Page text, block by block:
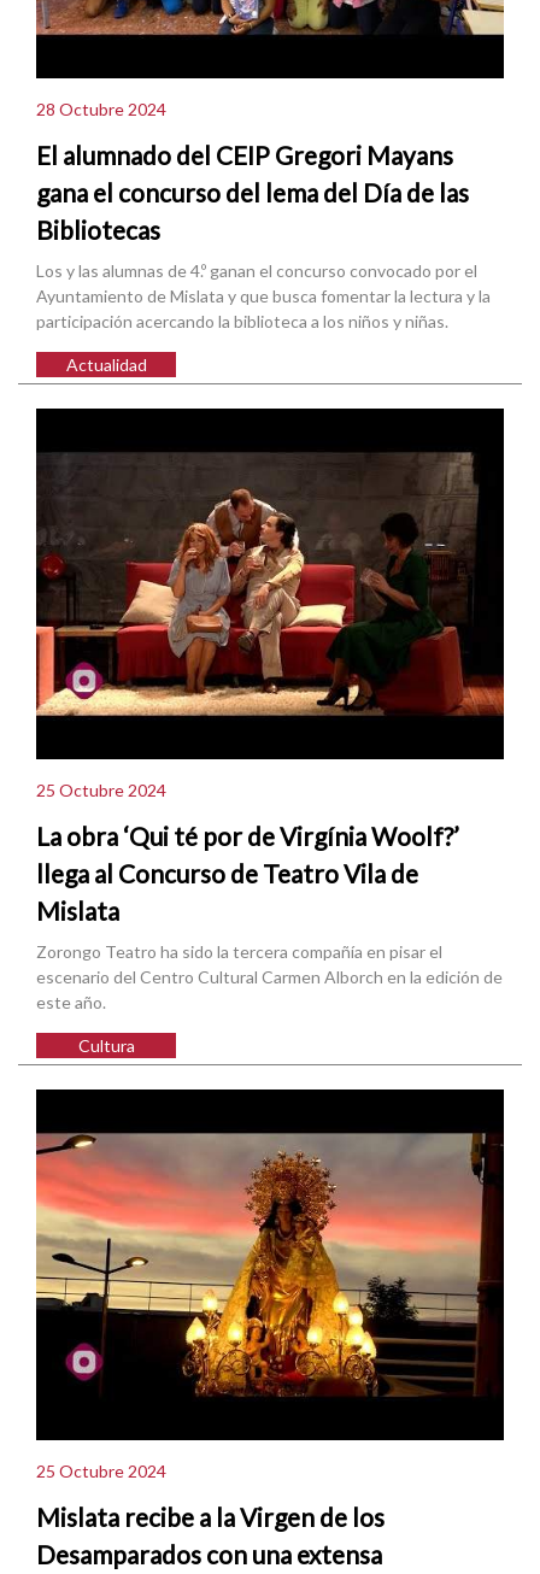
28 Octubre 2024
El alumnado del CEIP Gregori Mayans
gana el concurso del lema del Día de las
Bibliotecas
Los y las alumnas de 4.º ganan el concurso convocado por el
Ayuntamiento de Mislata y que busca fomentar la lectura y la
participación acercando la biblioteca a los niños y niñas.
Actualidad
25 Octubre 2024
La obra ‘Qui té por de Virgínia Woolf?’
llega al Concurso de Teatro Vila de
Mislata
Zorongo Teatro ha sido la tercera compañía en pisar el
escenario del Centro Cultural Carmen Alborch en la edición de
este año.
Cultura
25 Octubre 2024
Mislata recibe a la Virgen de los
Desamparados con una extensa